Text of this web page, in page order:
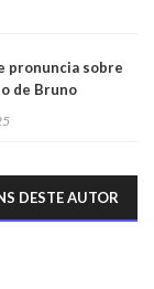
pronuncia sobre
de Bruno
DESTE AUTOR